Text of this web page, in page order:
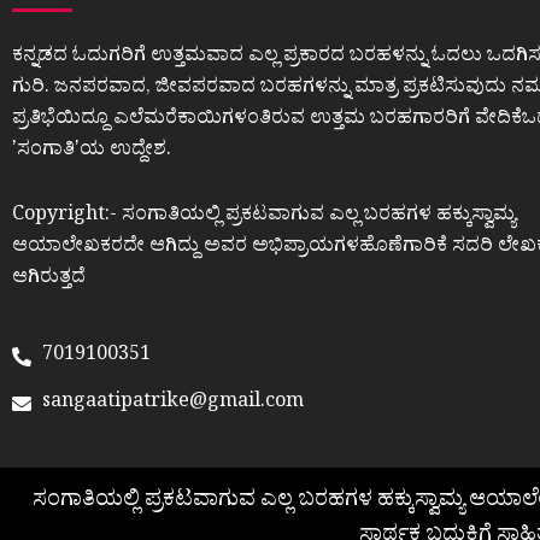
ಕನ್ನಡದ ಓದುಗರಿಗೆ ಉತ್ತಮವಾದ ಎಲ್ಲ ಪ್ರಕಾರದ ಬರಹಳನ್ನು ಓದಲು
ಗುರಿ. ಜನಪರವಾದ, ಜೀವಪರವಾದ ಬರಹಗಳನ್ನು ಮಾತ್ರ ಪ್ರಕಟಿಸುವುದು
ಪ್ರತಿಭೆಯಿದ್ದೂ ಎಲೆಮರೆಕಾಯಿಗಳಂತಿರುವ ಉತ್ತಮ ಬರಹಗಾರರಿಗೆ
ʼಸಂಗಾತಿʼಯ ಉದ್ದೇಶ.
Copyright:- ಸಂಗಾತಿಯಲ್ಲಿ ಪ್ರಕಟವಾಗುವ ಎಲ್ಲ ಬರಹಗಳ ಹಕ್ಕುಸ್ವಾಮ್ಯ
ಆಯಾಲೇಖಕರದೇ ಆಗಿದ್ದು ಅವರ ಅಭಿಪ್ರಾಯಗಳಹೊಣೆಗಾರಿಕೆ ಸದರಿ
ಆಗಿರುತ್ತದೆ
7019100351
sangaatipatrike@gmail.com
ಸಂಗಾತಿಯಲ್ಲಿ ಪ್ರಕಟವಾಗುವ ಎಲ್ಲ ಬರಹಗಳ ಹಕ್ಕುಸ್ವಾಮ್ಯ